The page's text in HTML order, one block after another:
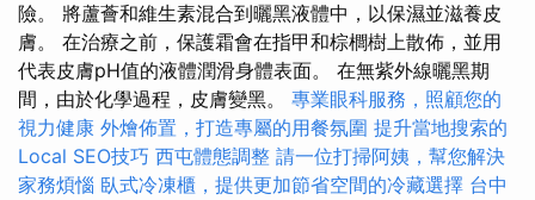
險。 將蘆薈和維生素混合到曬黑液體中，以保濕並滋養皮
膚。 在治療之前，保護霜會在指甲和棕櫚樹上散佈，並用
代表皮膚pH值的液體潤滑身體表面。 在無紫外線曬黑期
間，由於化學過程，皮膚變黑。 專業眼科服務，照顧您的
視力健康 外燴佈置，打造專屬的用餐氛圍 提升當地搜索的
Local SEO技巧 西屯體態調整 請一位打掃阿姨，幫您解決
家務煩惱 臥式冷凍櫃，提供更加節省空間的冷藏選擇 台中